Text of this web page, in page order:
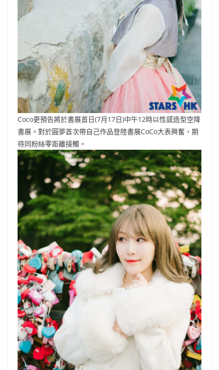
Coco更預告將於書展首日(7月17日)中午12時以性感造型空降
書展。對於圓夢首次帶自己作品登陸書展CoCo大表興奮，期
待同粉絲零距離接觸。